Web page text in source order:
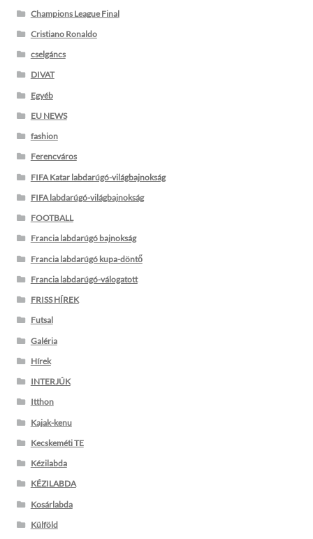
Champions League Final
Cristiano Ronaldo
cselgáncs
DIVAT
Egyéb
EU NEWS
fashion
Ferencváros
FIFA Katar labdarúgó-világbajnokság
FIFA labdarúgó-világbajnokság
FOOTBALL
Francia labdarúgó bajnokság
Francia labdarúgó kupa-döntő
Francia labdarúgó-válogatott
FRISS HÍREK
Futsal
Galéria
Hírek
INTERJÚK
Itthon
Kajak-kenu
Kecskeméti TE
Kézilabda
KÉZILABDA
Kosárlabda
Külföld